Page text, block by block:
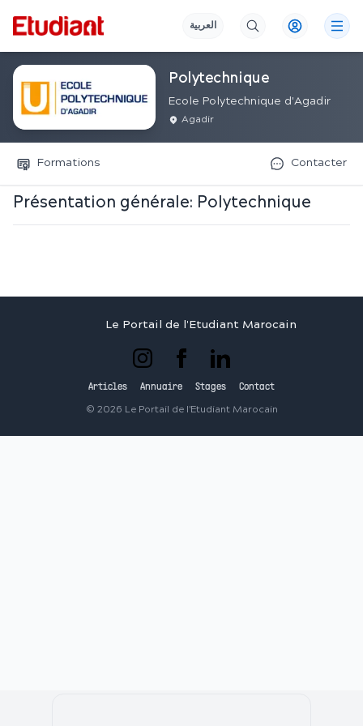
العربية
Polytechnique
Ecole Polytechnique d'Agadir
Agadir
Formations Contacter
Présentation générale: Polytechnique
Le Portail de l'Etudiant Marocain
Articles Annuaire Stages Contact
© 2026 Le Portail de l'Etudiant Marocain